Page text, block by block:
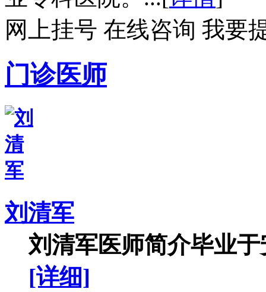
网上挂号 在线咨询 我要
门诊医师
刘清军
刘清军医师简介毕业
[详细]